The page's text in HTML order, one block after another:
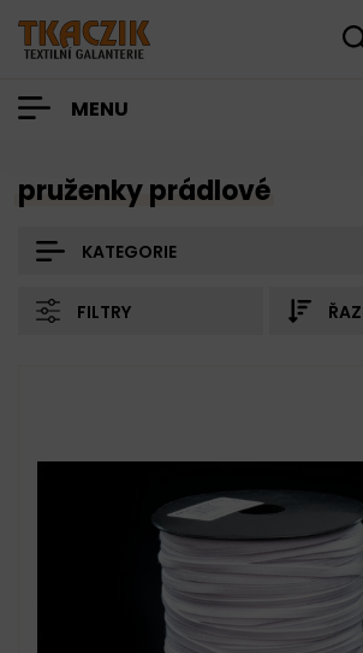
MENU
KATEGORIE
FILTRY
pruženky prádlové